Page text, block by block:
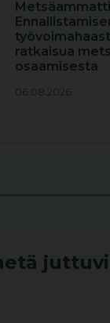
ratkaisua
osaamisesta
06.08.2026